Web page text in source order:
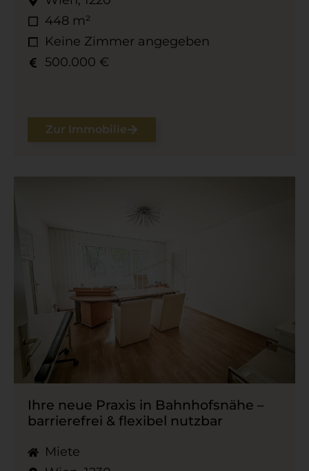
448 m²
Keine Zimmer angegeben
500.000 €
Zur Immobilie
Ihre neue Praxis in Bahnhofsnähe –
barrierefrei & flexibel nutzbar
Miete